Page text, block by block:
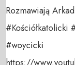
Rozmawiają
#Kościółkatolicki
#woycicki
https://